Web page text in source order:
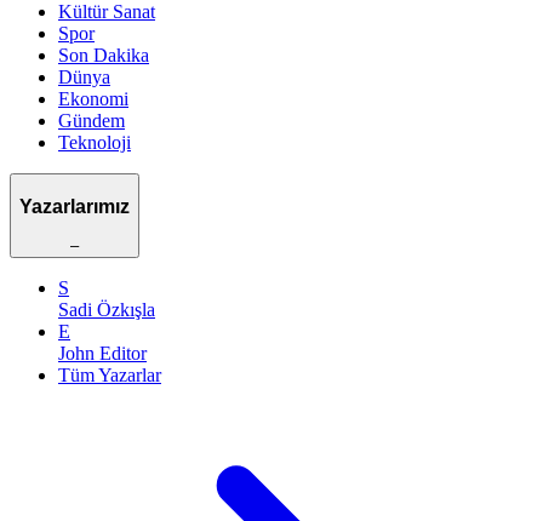
Kültür Sanat
Spor
Son Dakika
Dünya
Ekonomi
Gündem
Teknoloji
Yazarlarımız
–
S
Sadi Özkışla
E
John Editor
Tüm Yazarlar